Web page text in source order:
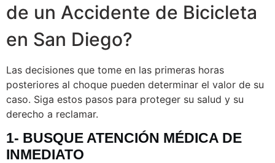
de un Accidente de Bicicleta
en San Diego?
Las decisiones que tome en las primeras horas
posteriores al choque pueden determinar el valor de su
caso. Siga estos pasos para proteger su salud y su
derecho a reclamar.
1- BUSQUE ATENCIÓN MÉDICA DE
INMEDIATO